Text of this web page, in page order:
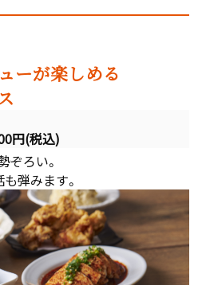
ーが楽しめる
円(税込)
ぞろい。
弾みます。